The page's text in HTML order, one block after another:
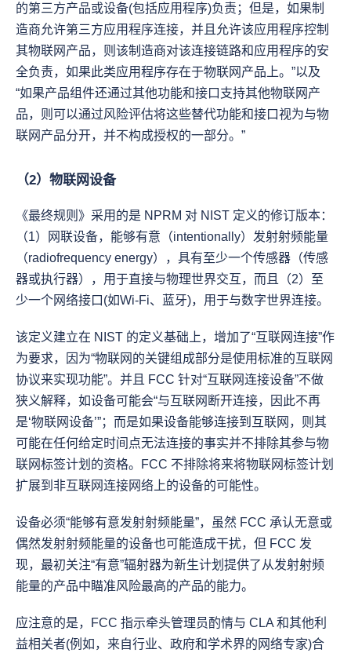
的第三方产品或设备(包括应用程序)负责；但是，如果制
造商允许第三方应用程序连接，并且允许该应用程序控制
其物联网产品，则该制造商对该连接链路和应用程序的安
全负责，如果此类应用程序存在于物联网产品上。”以及
“如果产品组件还通过其他功能和接口支持其他物联网产
品，则可以通过风险评估将这些替代功能和接口视为与物
联网产品分开，并不构成授权的一部分。”
（2）物联网设备
《最终规则》采用的是 NPRM 对 NIST 定义的修订版本：
（1）网联设备，能够有意（intentionally）发射射频能量
（radiofrequency energy），具有至少一个传感器（传感
器或执行器），用于直接与物理世界交互，而且（2）至
少一个网络接口(如Wi-Fi、蓝牙)，用于与数字世界连接。
该定义建立在 NIST 的定义基础上，增加了“互联网连接”作
为要求，因为“物联网的关键组成部分是使用标准的互联网
协议来实现功能”。并且 FCC 针对“互联网连接设备”不做
狭义解释，如设备可能会“与互联网断开连接，因此不再
是‘物联网设备’”；而是如果设备能够连接到互联网，则其
可能在任何给定时间点无法连接的事实并不排除其参与物
联网标签计划的资格。FCC 不排除将来将物联网标签计划
扩展到非互联网连接网络上的设备的可能性。
设备必须“能够有意发射射频能量”，虽然 FCC 承认无意或
偶然发射射频能量的设备也可能造成干扰，但 FCC 发
现，最初关注“有意”辐射器为新生计划提供了从发射射频
能量的产品中瞄准风险最高的产品的能力。
应注意的是，FCC 指示牵头管理员酌情与 CLA 和其他利
益相关者(例如，来自行业、政府和学术界的网络专家)合